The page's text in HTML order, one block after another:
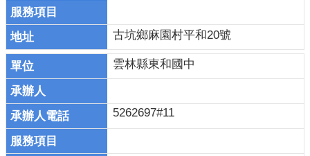
互
動
園
地
網
站
導
覽
古坑鄉麻園村平和20號
雲林縣東和國中
5262697#11